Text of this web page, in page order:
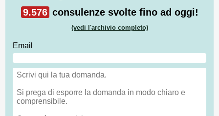
9.576 consulenze svolte fino ad oggi!
(vedi l'archivio completo)
Email